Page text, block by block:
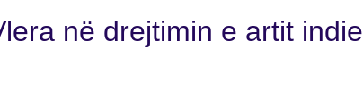
në drejtimin e artit indie